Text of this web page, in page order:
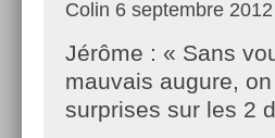
Colin 6 septembre
Jérôme : « Sans
mauvais augure,
surprises sur les 2